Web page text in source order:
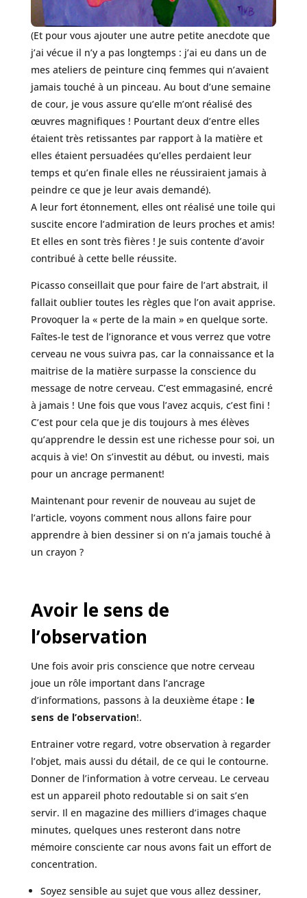
(Et pour vous ajouter une autre petite anecdote que
j’ai vécue il n’y a pas longtemps : j’ai eu dans un de
mes ateliers de peinture cinq femmes qui n’avaient
jamais touché à un pinceau. Au bout d’une semaine
de cour, je vous assure qu’elle m’ont réalisé des
œuvres magnifiques ! Pourtant deux d’entre elles
étaient très retissantes par rapport à la matière et
elles étaient persuadées qu’elles perdaient leur
temps et qu’en finale elles ne réussiraient jamais à
peindre ce que je leur avais demandé).
A leur fort étonnement, elles ont réalisé une toile qui
suscite encore l’admiration de leurs proches et amis!
Et elles en sont très fières ! Je suis contente d’avoir
contribué à cette belle réussite.
Picasso conseillait que pour faire de l’art abstrait, il
fallait oublier toutes les règles que l’on avait apprise.
Provoquer la « perte de la main » en quelque sorte.
Faîtes-le test de l’ignorance et vous verrez que votre
cerveau ne vous suivra pas, car la connaissance et la
maitrise de la matière surpasse la conscience du
message de notre cerveau. C’est emmagasiné, encré
à jamais ! Une fois que vous l’avez acquis, c’est fini !
C’est pour cela que je dis toujours à mes élèves
qu’apprendre le dessin est une richesse pour soi, un
acquis à vie! On s’investit au début, ou investi, mais
pour un ancrage permanent!
Maintenant pour revenir de nouveau au sujet de
l’article, voyons comment nous allons faire pour
apprendre à bien dessiner si on n’a jamais touché à
un crayon ?
Avoir le sens de
l’observation
Une fois avoir pris conscience que notre cerveau
joue un rôle important dans l’ancrage
d’informations, passons à la deuxième étape : le
sens de l’observation!.
Entrainer votre regard, votre observation à regarder
l’objet, mais aussi du détail, de ce qui le contourne.
Donner de l’information à votre cerveau. Le cerveau
est un appareil photo redoutable si on sait s’en
servir. Il en magazine des milliers d’images chaque
minutes, quelques unes resteront dans notre
mémoire consciente car nous avons fait un effort de
concentration.
Soyez sensible au sujet que vous allez dessiner,